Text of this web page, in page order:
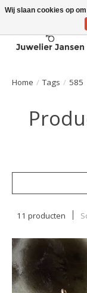
Home / Tags / 585
11 producten
Wij slaan cookies op